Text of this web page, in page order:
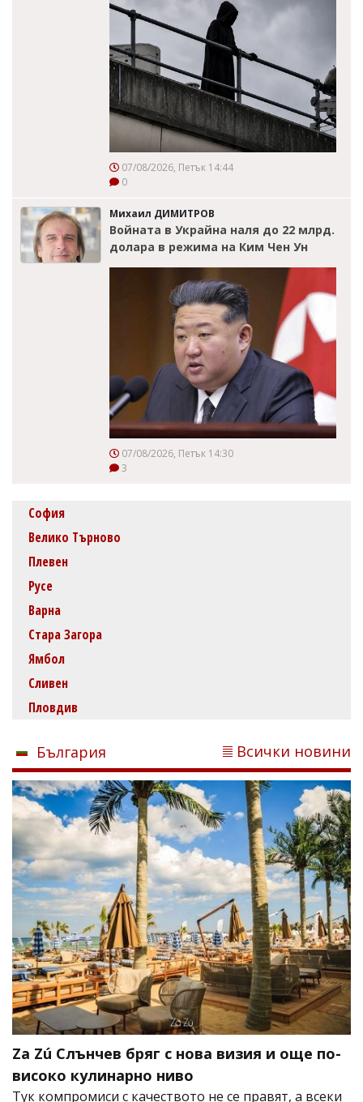
07/08/2026, Петък 14:44
0
Михаил ДИМИТРОВ
Войната в Украйна наля до 22 млрд.
долара в режима на Ким Чен Ун
07/08/2026, Петък 14:30
3
София
Велико Търново
Плевен
Русе
Варна
Стара Загора
Ямбол
Сливен
Пловдив
България Всички новини
Za Zú Слънчев бряг с нова визия и още по-
високо кулинарно ниво
Тук компромиси с качеството не се правят, а всеки